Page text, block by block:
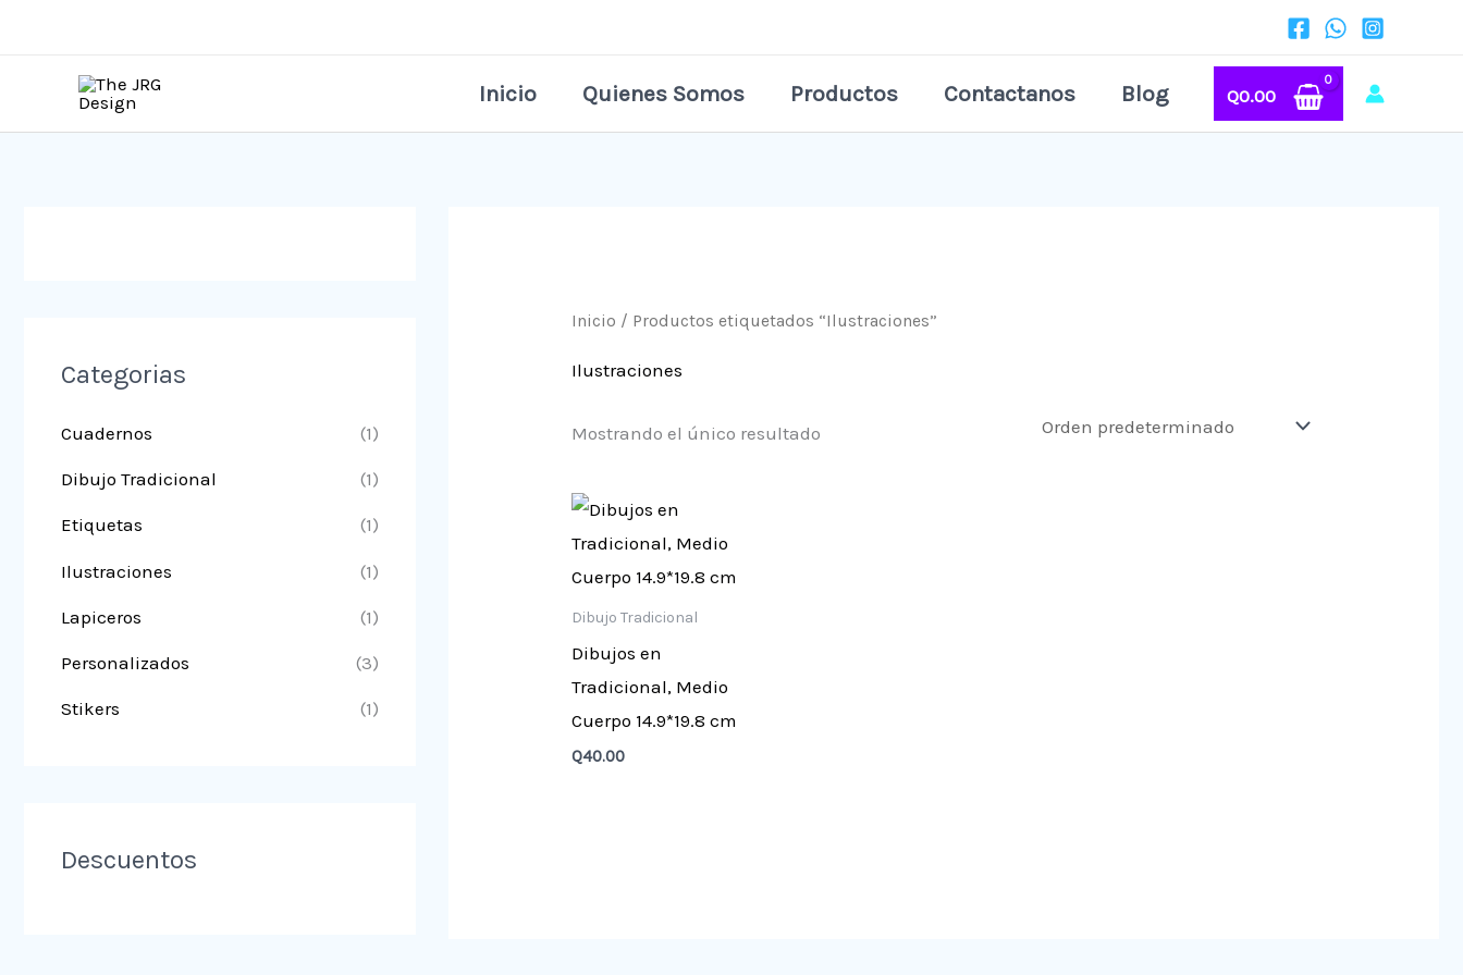
contenido
Inicio Quienes Somos Productos Contactanos Blog Q0.00
Categorias
Cuadernos (1)
Dibujo Tradicional (1)
Etiquetas (1)
Ilustraciones (1)
Lapiceros (1)
Personalizados (3)
Stikers (1)
Descuentos
Inicio / Productos etiquetados “Ilustraciones”
Ilustraciones
Mostrando el único resultado
Dibujo Tradicional
Dibujos en
Tradicional, Medio
Cuerpo 14.9*19.8 cm
Q40.00